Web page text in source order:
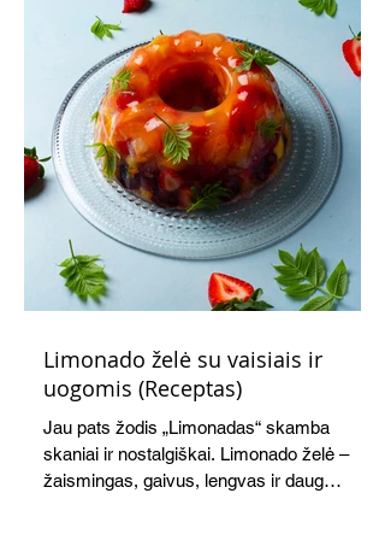
Limonado želė su vaisiais ir
uogomis (Receptas)
Jau pats žodis „Limonadas“ skamba
skaniai ir nostalgiškai. Limonado želė –
žaismingas, gaivus, lengvas ir daug